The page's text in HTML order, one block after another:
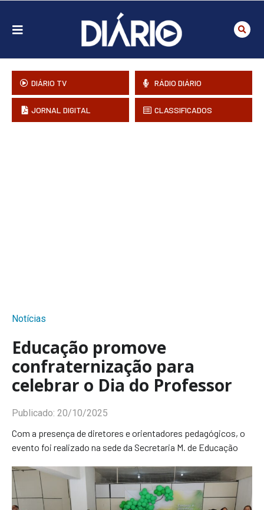
DIÁRIO TV RÁDIO DIÁRIO
JORNAL DIGITAL CLASSIFICADOS
Notícias
Educação promove
confraternização para
celebrar o Dia do Professor
Publicado: 20/10/2025
Com a presença de diretores e orientadores pedagógicos, o
evento foi realizado na sede da Secretaria M. de Educação